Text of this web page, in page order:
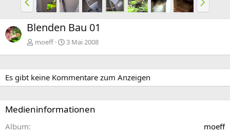
o
r
h
e
g
e
ä
c
Blenden Bau 01
moeff 3 Mai 2008
Es gibt keine Kommentare zum Anzeigen
Medieninformationen
Album
moeff